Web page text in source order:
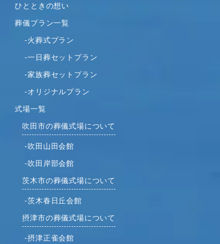
2022年8月
2022年7月
2022年6月
2022年5月
2022年1月
2021年12月
2021年11月
2021年10月
2021年9月
2021年8月
2021年7月
2021年6月
2021年5月
2021年4月
ひとときの想い
葬儀プラン一覧
-火葬式プラン
-一日葬セットプラン
-家族葬セットプラン
-オリジナルプラン
式場一覧
吹田市の葬儀式場について
-吹田山田会館
-吹田岸部会館
茨木市の葬儀式場について
-茨木春日丘会館
摂津市の葬儀式場について
-摂津正雀会館